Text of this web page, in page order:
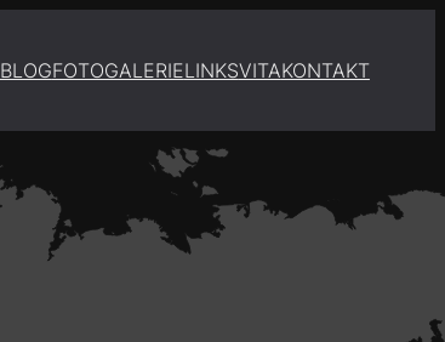
BLOGFOTOGALERIELINKSVITAKONTAKT